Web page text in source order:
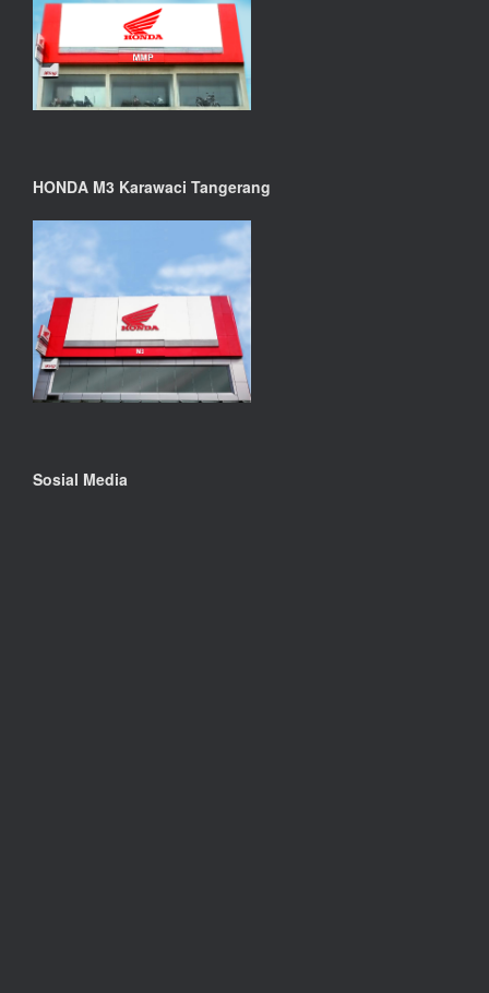
HONDA M3 Karawaci Tangerang
Sosial Media